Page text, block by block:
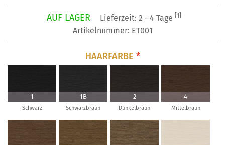
AUF LAGER Lieferzeit: 2 - 4 Tage [1]
Artikelnummer: ET001
HAARFARBE *
1
Schwarz
1B
Schwarzbraun
2
Dunkelbraun
4
Mittelbraun